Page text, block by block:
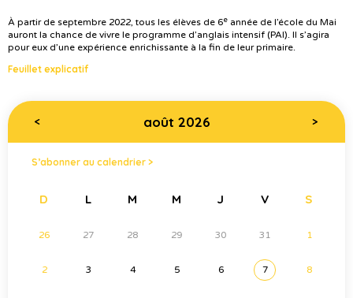
À partir de septembre 2022, tous les élèves de 6e année de l’école du Mai
auront la chance de vivre le programme d’anglais intensif (PAI). Il s’agira
pour eux d’une expérience enrichissante à la fin de leur primaire.
Feuillet explicatif
< août 2026 >
S’abonner au calendrier >
D L M M J V S
26 27 28 29 30 31 1
2 3 4 5 6 7 8